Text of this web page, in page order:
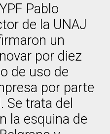
Pablo
de la UNAJ
un
por diez
de uso de
por parte
Se trata del
la esquina de